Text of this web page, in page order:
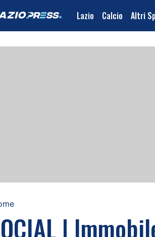
Lazio Calcio Altri
|